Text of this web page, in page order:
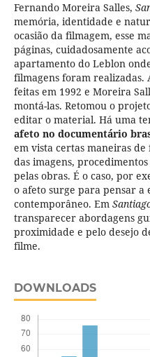
Fernando Moreira Salles,
memória, identidade e
ocasião da filmagem, esse
páginas, cuidadosamente
apartamento do Leblon
filmagens foram realizadas.
feitas em 1992 e Moreira
montá-las. Retomou o
editar o material. Há uma
afeto no documentário
em vista certas maneiras
das imagens,
pelas obras. É o caso, por
o afeto surge para pensar a
contemporâneo. Em
transparecer abordagens
proximidade e pelo desejo
filme.
DOWNLOADS